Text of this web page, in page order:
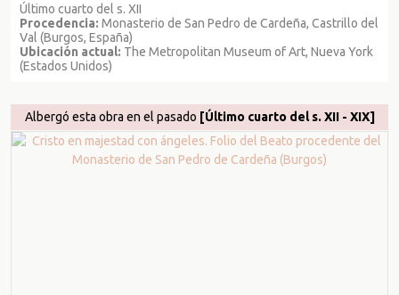
Último cuarto del s. XII
Procedencia: Monasterio de San Pedro de Cardeña, Castrillo del
Val (Burgos, España)
Ubicación actual: The Metropolitan Museum of Art, Nueva York
(Estados Unidos)
Albergó esta obra en el pasado [Último cuarto del s. XII - XIX]